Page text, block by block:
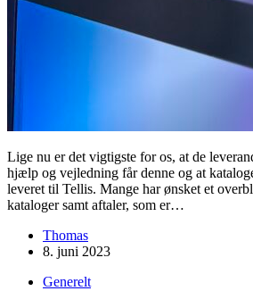
Lige nu er det vigtigste for os, at de
hjælp og vejledning får denne og at
leveret til Tellis. Mange har ønsket et
kataloger samt aftaler, som er…
Thomas
8. juni 2023
Generelt